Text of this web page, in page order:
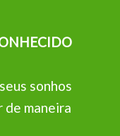
sonhos
de maneira